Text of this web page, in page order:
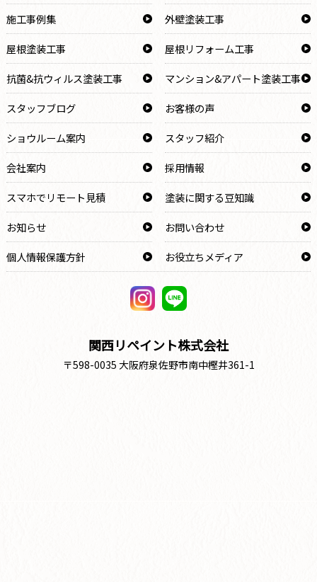
施工事例集
外壁塗装工事
屋根塗装工事
屋根リフォーム工事
抗菌&抗ウィルス塗装工事
マンション&アパート塗装工事
スタッフブログ
お客様の声
ショウルーム案内
スタッフ紹介
会社案内
採用情報
スマホでリモート見積
塗装に関する豆知識
お知らせ
お問い合わせ
個人情報保護方針
お役立ちメディア
関西リペイント株式会社
〒598-0035 大阪府泉佐野市南中樫井361-1